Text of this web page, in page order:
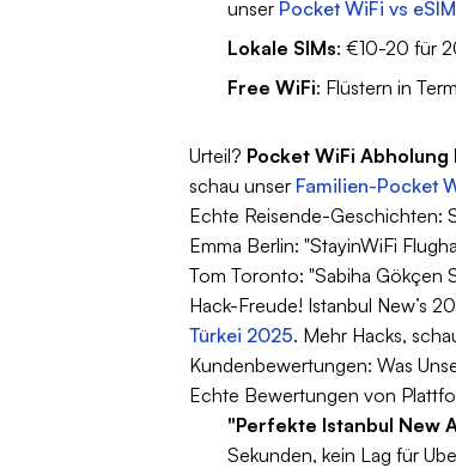
unser Pocket WiFi vs
Lokale SIMs: €10-20 für
Free WiFi: Flüstern in
Urteil? Pocket WiFi
schau unser Familien-Pocket
Echte Reisende-Geschichten:
Emma Berlin: "StayinWiFi
Tom Toronto: "Sabiha Gökçen
Hack-Freude! Istanbul New’s
Türkei 2025. Mehr Hacks,
Kundenbewertungen: Was
Echte Bewertungen von
"Perfekte Istanbul New
Sekunden, kein Lag für